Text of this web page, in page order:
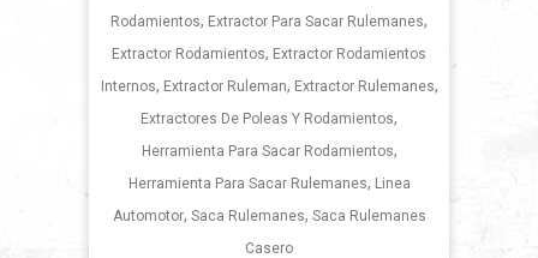
Rodamientos, Extractor Para Sacar Rulemanes,
Extractor Rodamientos, Extractor Rodamientos
Internos, Extractor Ruleman, Extractor Rulemanes,
Extractores De Poleas Y Rodamientos,
Herramienta Para Sacar Rodamientos,
Herramienta Para Sacar Rulemanes, Linea
Automotor, Saca Rulemanes, Saca Rulemanes
Casero